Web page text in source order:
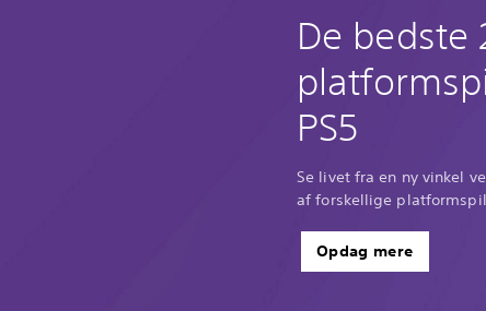
De bedste
PS5
Se livet fra en ny vinkel
af forskellige
Opdag mere